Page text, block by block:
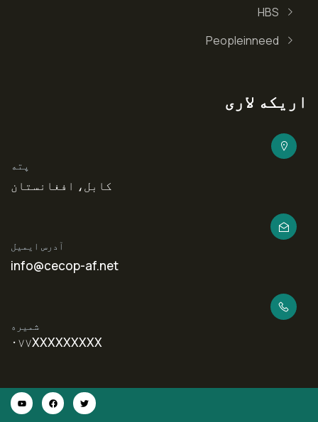
HBS
Peopleinneed
اریکه لاری
پته
کابل، افغانستان
آدرس ایمیل
info@cecop-af.net
شمیره
۰۷۷XXXXXXXXX